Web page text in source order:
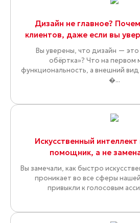
Дизайн не главное?
клиентов, даже если вы
Вы уверены, что дизайн — это
обёртка»? Что на первом
функциональность, а внешний
�...
Искусственный
помощник, а не
Вы замечали, как быстро
проникает во все сферы
привыкли к голосовым